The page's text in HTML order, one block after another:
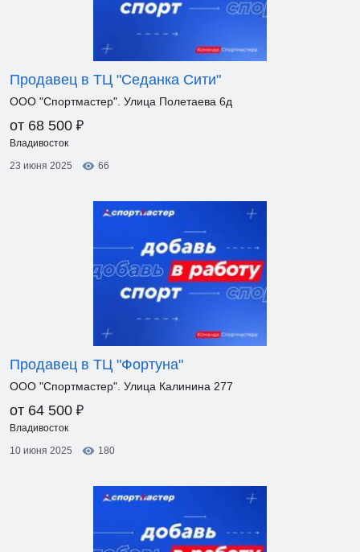
Продавец в ТЦ "Седанка Сити"
ООО "Спортмастер". Улица Полетаева 6д
от 68 500 ₽
Владивосток
23 июня 2025
66
Продавец в ТЦ "Фортуна"
ООО "Спортмастер". Улица Калинина 277
от 64 500 ₽
Владивосток
10 июня 2025
180